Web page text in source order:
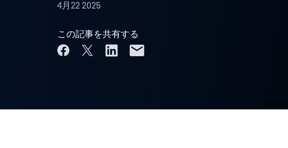
4月22 2025
この記事を共有する